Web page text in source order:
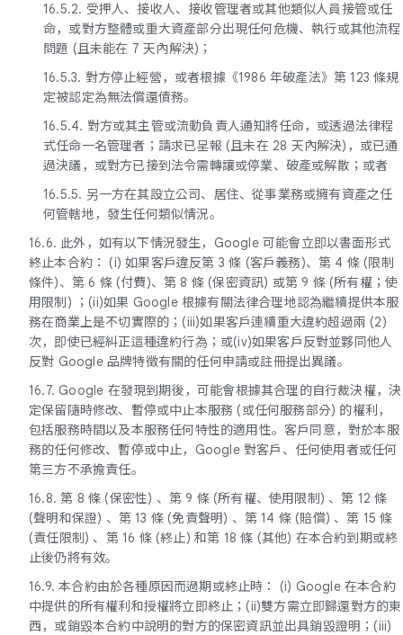
16.5.2. 受押人、接收人、接收管理者或其他類似人員接管或任
命，或對方整體或重大資產部分出現任何危機、執行或其他流程
問題 (且未能在 7 天內解決)；
16.5.3. 對方停止經營，或者根據《1986 年破產法》第 123 條規
定被認定為無法償還債務。
16.5.4. 對方或其主管或流動負責人通知將任命，或透過法律程
式任命一名管理者；請求已呈報 (且未在 28 天內解決)，或已通
過決議，或對方已接到法令需轉讓或停業、破產或解散；或者
16.5.5. 另一方在其設立公司、居住、從事業務或擁有資產之任
何管轄地，發生任何類似情況。
16.6. 此外，如有以下情況發生，Google 可能會立即以書面形式
終止本合約： (i) 如果客戶違反第 3 條 (客戶義務)、第 4 條 (限制
條件)、第 6 條 (付費)、第 8 條 (保密資訊) 或第 9 條 (所有權；使
用限制) ；(ii)如果 Google 根據有關法律合理地認為繼續提供本服
務在商業上是不切實際的；(iii)如果客戶連續重大違約超過兩 (2)
次，即使已經糾正這種違約行為；或(iv)如果客戶反對並夥同他人
反對 Google 品牌特徵有關的任何申請或註冊提出異議。
16.7. Google 在發現到期後，可能會根據其合理的自行裁決權，決
定保留隨時修改、暫停或中止本服務 (或任何服務部分) 的權利，
包括服務時間以及本服務任何特性的適用性。客戶同意，對於本服
務的任何修改、暫停或中止，Google 對客戶、任何使用者或任何
第三方不承擔責任。
16.8. 第 8 條 (保密性) 、第 9 條 (所有權、使用限制) 、第 12 條
(聲明和保證) 、第 13 條 (免責聲明) 、第 14 條 (賠償) 、第 15 條
(責任限制) 、第 16 條 (終止) 和第 18 條 (其他) 在本合約到期或終
止後仍將有效。
16.9. 本合約由於各種原因而過期或終止時： (i) Google 在本合約
中提供的所有權利和授權將立即終止；(ii)雙方需立即歸還對方的東
西，或銷毀本合約中說明的對方的保密資訊並出具銷毀證明；(iii)